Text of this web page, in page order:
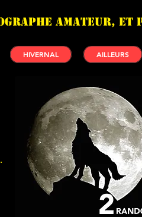
amateur, et
HIVERNAL AILLEURS